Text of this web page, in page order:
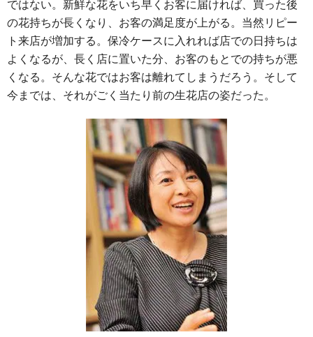
ではない。新鮮な花をいち早くお客に届ければ、買った後
の花持ちが長くなり、お客の満足度が上がる。当然リピー
ト来店が増加する。保冷ケースに入れれば店での日持ちは
よくなるが、長く店に置いた分、お客のもとでの持ちが悪
くなる。そんな花ではお客は離れてしまうだろう。そして
今までは、それがごく当たり前の生花店の姿だった。